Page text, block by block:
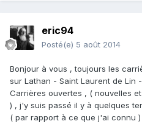
eric94
Posté(e) 5 août 2014
Bonjour à vous , toujours les
sur Lathan - Saint Laurent de Lin
Carrières ouvertes , ( nouvelles
) , j'y suis passé il y à quelques
( par rapport à ce que j'ai connu